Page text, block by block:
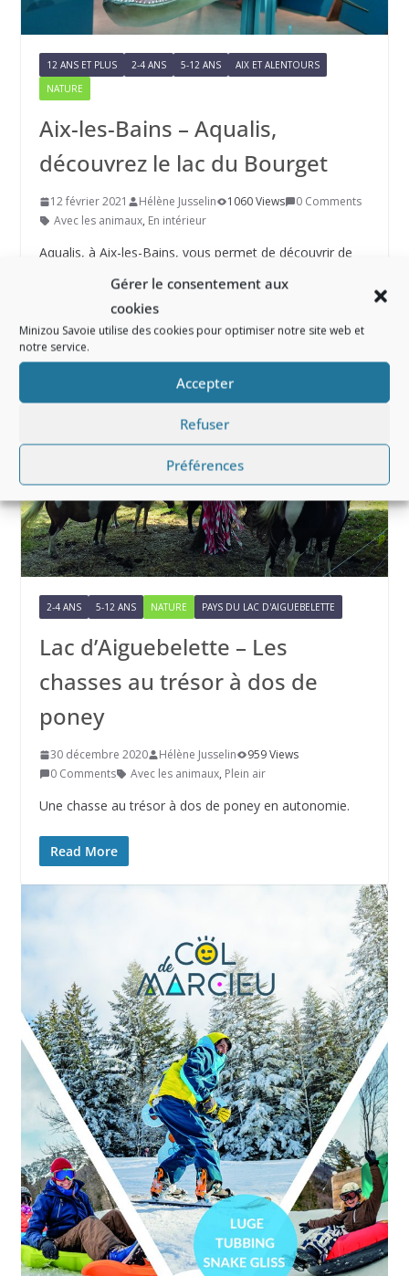
Gérer le consentement aux
cookies
Minizou Savoie utilise des cookies pour optimiser notre site web et
notre service.
Accepter
Refuser
Préférences
12 ANS ET PLUS 2-4 ANS 5-12 ANS
AIX ET ALENTOURS
NATURE
Aix-les-Bains – Aqualis,
découvrez le lac du Bourget
12 février 2021 Hélène Jusselin 1060 Views
0 Comments
Avec les animaux, En intérieur
Aqualis, à Aix-les-Bains, vous permet de découvrir de
façon ludique le Lac du Bourget.
Read More
2-4 ANS 5-12 ANS NATURE PAYS DU LAC D'AIGUEBELETTE
Lac d’Aiguebelette – Les
chasses au trésor à dos de
poney
30 décembre 2020 Hélène Jusselin
959 Views
0 Comments
Avec les animaux, Plein air
Une chasse au trésor à dos de poney en autonomie.
Read More